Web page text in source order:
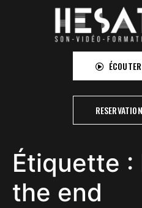
ÉCOUTER
RESERVATION
Étiquette :
the end